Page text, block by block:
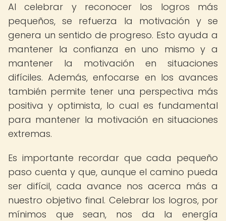
Al celebrar y reconocer los logros más
pequeños, se refuerza la motivación y se
genera un sentido de progreso. Esto ayuda a
mantener la confianza en uno mismo y a
mantener la motivación en situaciones
difíciles. Además, enfocarse en los avances
también permite tener una perspectiva más
positiva y optimista, lo cual es fundamental
para mantener la motivación en situaciones
extremas.
Es importante recordar que cada pequeño
paso cuenta y que, aunque el camino pueda
ser difícil, cada avance nos acerca más a
nuestro objetivo final. Celebrar los logros, por
mínimos que sean, nos da la energía